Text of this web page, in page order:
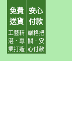
免費
送貨
工藝精
湛．專
業打造
安心
付款
嚴格把
關．安
心付款